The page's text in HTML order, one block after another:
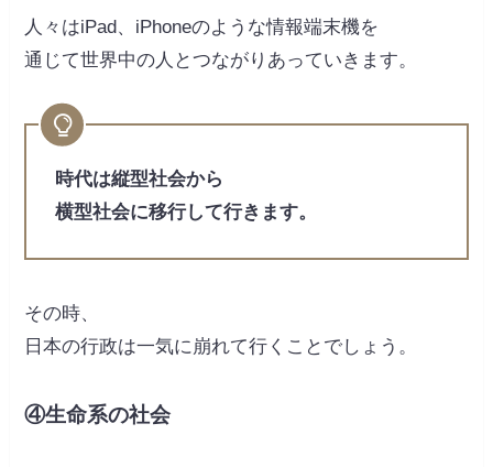
人々はiPad、iPhoneのような情報端末機を
通じて世界中の人とつながりあっていきます。
時代は縦型社会から
横型社会に移行して行きます。
その時、
日本の行政は一気に崩れて行くことでしょう。
④生命系の社会